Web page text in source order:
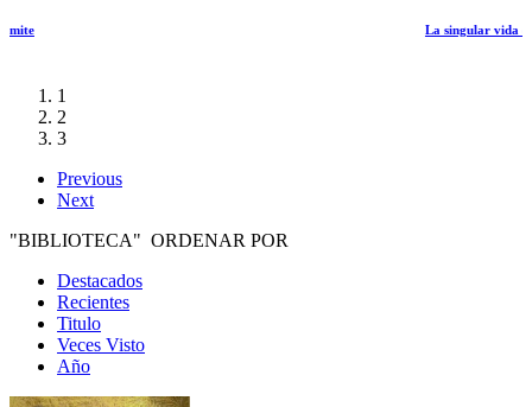
1
2
3
Previous
Next
"BIBLIOTECA" ORDENAR POR
Destacados
Recientes
Titulo
Veces Visto
Año